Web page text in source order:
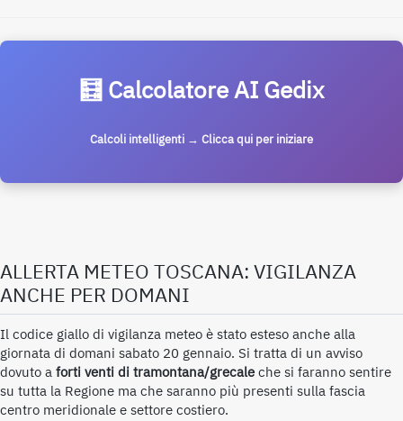
🧮 Calcolatore AI Gedix
Calcoli intelligenti → Clicca qui per iniziare
ALLERTA METEO TOSCANA: VIGILANZA
ANCHE PER DOMANI
Il codice giallo di vigilanza meteo è stato esteso anche alla
giornata di domani sabato 20 gennaio. Si tratta di un avviso
dovuto aforti venti di tramontana/grecaleche si faranno sentire
su tutta la Regione ma che saranno più presenti sulla fascia
centro meridionale e settore costiero.